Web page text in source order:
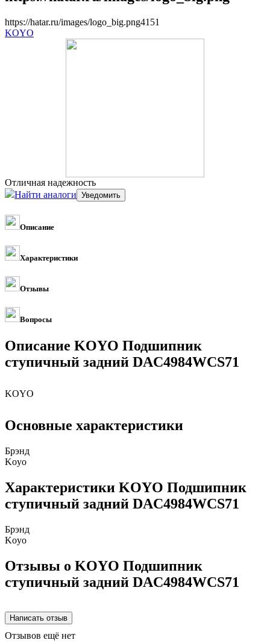
https://hatar.ru/images/logo_big.png41 51
KOYO
Отличная надежность
Найти аналоги
Описание
Характеристики
Отзывы
Вопросы
Описание KOYO Подшипник
ступичный задний DAC4984WCS71
KOYO
Основные характеристики
Брэнд
Koyo
Характеристики KOYO Подшипник
ступичный задний DAC4984WCS71
Брэнд
Koyo
Отзывы о KOYO Подшипник
ступичный задний DAC4984WCS71
Отзывов ещё нет